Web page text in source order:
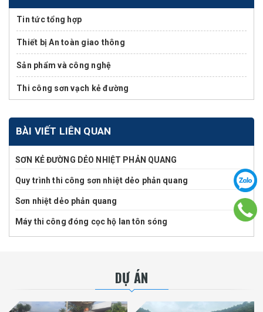
Tin tức tổng hợp
Thiết bị An toàn giao thông
Sản phẩm và công nghệ
Thi công sơn vạch kẻ đường
BÀI VIẾT LIÊN QUAN
SƠN KẺ ĐƯỜNG DẺO NHIỆT PHẢN QUANG
Quy trình thi công sơn nhiệt dẻo phản quang
Sơn nhiệt dẻo phản quang
Máy thi công đóng cọc hộ lan tôn sóng
DỰ ÁN